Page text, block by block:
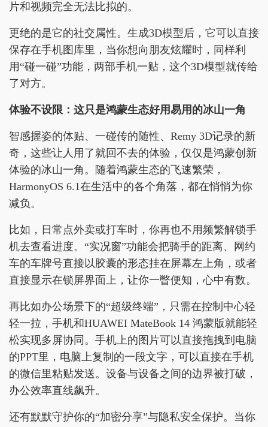
片和视频完全无法比拟的。
更绝的是它的社交属性。生成3D模型后，它可以直接
保存在手机图库里，当你想向朋友炫耀时，同样利
用“碰一碰”功能，两部手机一贴，这个3D模型就传给
了对方。
体验不设限：这只是鸿蒙生态好用易用的冰山一角
智感握姿的体贴、一碰传的随性、Remy 3D记录的新
奇，这些让人用了就回不去的体验，仅仅是鸿蒙创新
体验的冰山一角。随着鸿蒙生态的飞速繁荣，
HarmonyOS 6.1在生活中的各个角落，都在悄悄为你
减负。
比如，日常点外卖或打车时，你再也不用频繁解锁手
机去查看进度。“实况窗”功能会把骑手的距离、网约
车的车牌号直接以胶囊的形态挂在屏幕左上角，或者
直接显示在锁屏界面上，让你一瞥便知，心中有数。
再比如办公场景下的“超级终端”，只需在控制中心轻
轻一拉，手机和HUAWEI MateBook 14 鸿蒙版就能轻
松实现多屏协同。手机上的图片可以直接拖拽到电脑
的PPT里，电脑上复制的一段文字，可以直接在手机
的微信里粘贴发送。设备与设备之间的边界被打破，
办公效率直线飙升。
还有默默守护你的“加密分享”与隐私安全保护。当你